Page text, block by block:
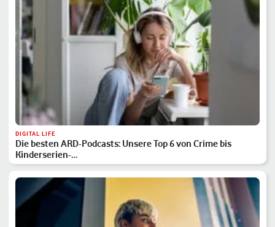
DIGITAL LIFE
Die besten ARD-Podcasts: Unsere Top 6 von Crime bis
Kinderserien-…